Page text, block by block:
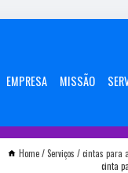
EMPRESA MISSÃO
Home Serviços cintas para
cinta